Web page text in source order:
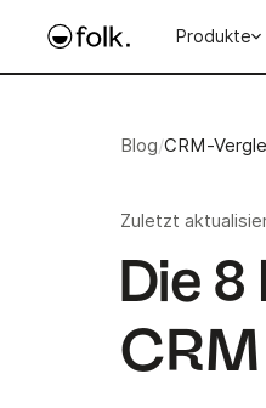
Produkte
Blog/CRM-
Zuletzt
Die